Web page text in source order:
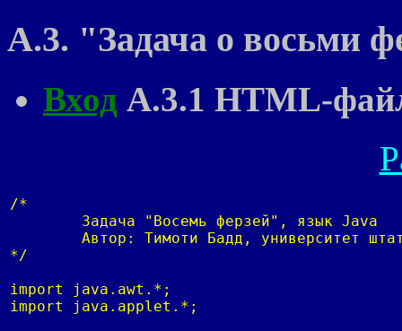
A.3. "Задача о восьми
Вход A.3.1 HTML-
/*
*/
import java.awt.*;
import java.applet.*;